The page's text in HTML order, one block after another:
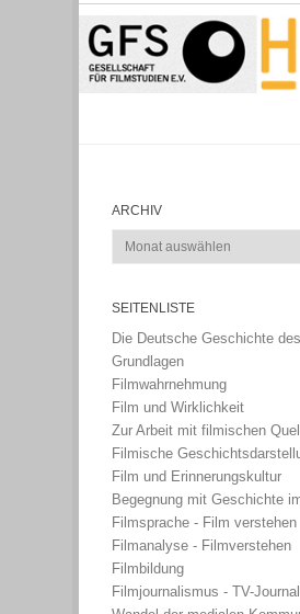
ARCHIV
Archiv
SEITENLISTE
Die Deutsche Geschichte
Grundlagen
Filmwahrnehmung
Film und Wirklichkeit
Zur Arbeit mit filmischen
Filmische
Film und Erinnerungskultur
Begegnung mit Geschichte
Filmsprache - Film verstehen
Filmanalyse - Filmverstehen
Filmbildung
Filmjournalismus - TV-